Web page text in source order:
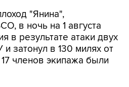
"Янина",
в ночь на 1 августа
в результате атаки двух
затонул в 130 милях от
членов экипажа были